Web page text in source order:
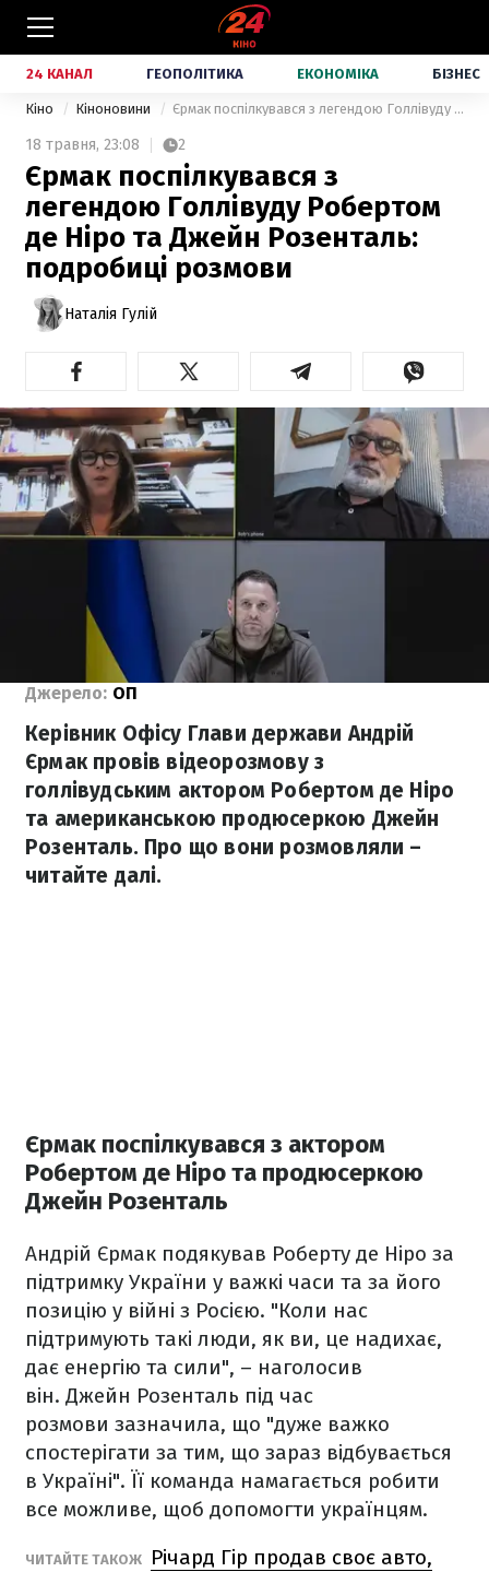
24 КАНАЛ ГЕОПОЛІТИКА ЕКОНОМІКА БІЗНЕС
Кіно Кіноновини Єрмак поспілкувався з легендою Голлівуду Робертом де Ніро та Джейн Розенталь: подробиці розмови
18 травня, 23:08 2
Єрмак поспілкувався з
легендою Голлівуду Робертом
де Ніро та Джейн Розенталь:
подробиці розмови
Наталія Гулій
Джерело: ОП
Керівник Офісу Глави держави Андрій
Єрмак провів відеорозмову з
голлівудським актором Робертом де Ніро
та американською продюсеркою Джейн
Розенталь. Про що вони розмовляли –
читайте далі.
Єрмак поспілкувався з актором
Робертом де Ніро та продюсеркою
Джейн Розенталь
Андрій Єрмак подякував Роберту де Ніро за
підтримку України у важкі часи та за його
позицію у війні з Росією. "Коли нас
підтримують такі люди, як ви, це надихає,
дає енергію та сили", – наголосив
він. Джейн Розенталь під час
розмови зазначила, що "дуже важко
спостерігати за тим, що зараз відбувається
в Україні". Її команда намагається робити
все можливе, щоб допомогти українцям.
ЧИТАЙТЕ ТАКОЖ
Річард Гір продав своє авто,